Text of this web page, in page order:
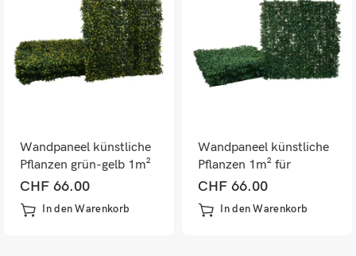
Wandpaneel künstliche
Pflanzen grün-gelb 1m²
für Terrasse & Balkon
CHF 66.00
In den Warenkorb
Wandpaneel künstliche
Pflanzen 1m² für
Terrasse & Balkon
CHF 66.00
In den Warenkorb